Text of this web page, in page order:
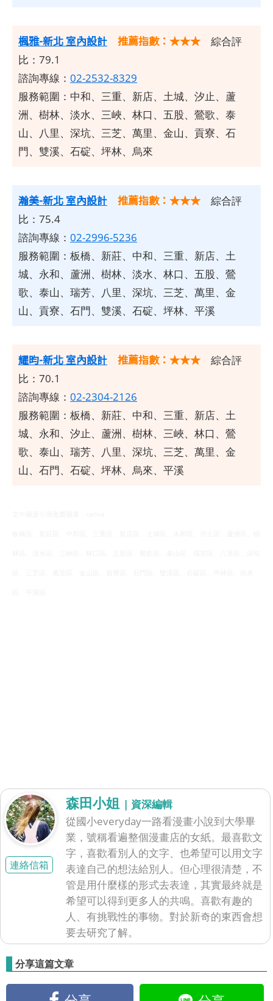
楓雅-新北 室內設計 推薦指數：★★★ 綜合評
比：79.1
諮詢專線： 02-2532-8329
服務範圍：中和、三重、新店、土城、汐止、蘆
洲、樹林、淡水、三峽、林口、五股、鶯歌、泰
山、八里、深坑、三芝、萬里、金山、貢寮、石
門、雙溪、石碇、坪林、烏來
瀚美-新北 室內設計 推薦指數：★★★ 綜合評
比：75.4
諮詢專線： 02-2996-5236
服務範圍：板橋、新莊、中和、三重、新店、土
城、永和、蘆洲、樹林、淡水、林口、五股、鶯
歌、泰山、瑞芳、八里、深坑、三芝、萬里、金
山、貢寮、石門、雙溪、石碇、坪林、平溪
耀昀-新北 室內設計 推薦指數：★★★ 綜合評
比：70.1
諮詢專線： 02-2304-2126
服務範圍：板橋、新莊、中和、三重、新店、土
城、永和、汐止、蘆洲、樹林、三峽、林口、鶯
歌、泰山、瑞芳、八里、深坑、三芝、萬里、金
山、石門、石碇、坪林、烏來、平溪
連絡信箱
森田小姐 | 資深編輯
從國小everyday一路看漫畫小說到大學畢
業，號稱看遍整個漫畫店的女紙。最喜歡文
字，喜歡看別人的文字、也希望可以用文字
表達自己的想法給別人。但心理很清楚，不
管是用什麼樣的形式去表達，其實最終就是
希望可以得到更多人的共鳴。喜歡有趣的
人、有挑戰性的事物。對於新奇的東西會想
要去研究了解。
分享這篇文章